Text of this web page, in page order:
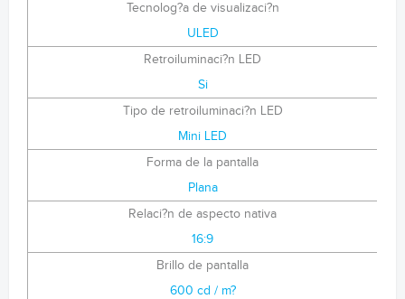
Tecnolog?a de visualizaci?n
ULED
Retroiluminaci?n LED
Si
Tipo de retroiluminaci?n LED
Mini LED
Forma de la pantalla
Plana
Relaci?n de aspecto nativa
16:9
Brillo de pantalla
600 cd / m?